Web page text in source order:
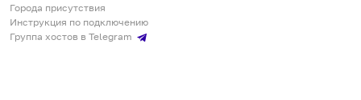
Города присутствия
Инструкция по подключению
Группа хостов в Telegram